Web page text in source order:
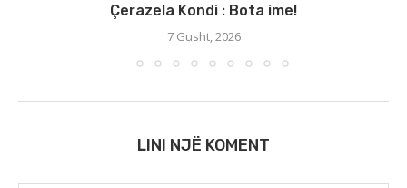
Çerazela Kondi : Bota ime!
7 Gusht, 2026
LINI NJË KOMENT